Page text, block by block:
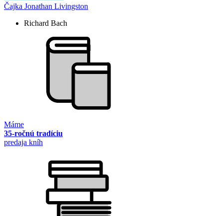
Čajka Jonathan Livingston
Richard Bach
Máme
35-ročnú tradíciu
predaja kníh